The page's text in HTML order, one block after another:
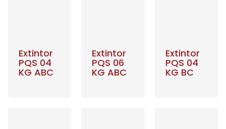
Extintor
PQS 04
KG ABC
Extintor
PQS 06
KG ABC
Extintor
PQS 04
KG BC